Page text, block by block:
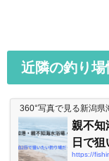
近隣の釣り場
360°写真で見る新潟県
親不知
日で